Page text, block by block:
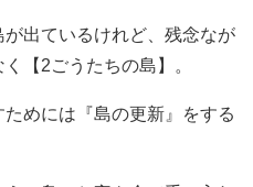
が出ているけれど、残念なが
【2ごうたちの島】。
ためには『島の更新』をする